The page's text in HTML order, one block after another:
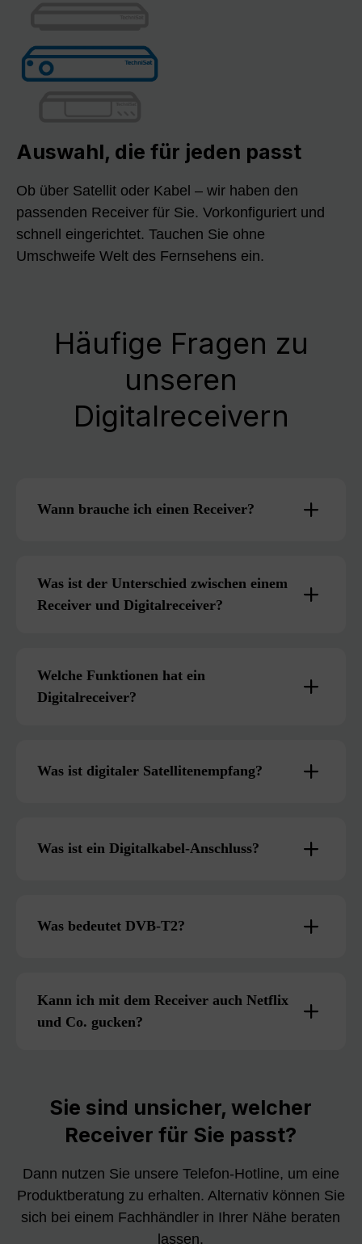
Auswahl, die für jeden passt
Ob über Satellit oder Kabel – wir haben den
passenden Receiver für Sie. Vorkonfiguriert und
schnell eingerichtet. Tauchen Sie ohne
Umschweife Welt des Fernsehens ein.
Häufige Fragen zu
unseren
Digitalreceivern
Wann brauche ich einen Receiver?
Was ist der Unterschied zwischen einem
Receiver und Digitalreceiver?
Welche Funktionen hat ein
Digitalreceiver?
Was ist digitaler Satellitenempfang?
Was ist ein Digitalkabel-Anschluss?
Was bedeutet DVB-T2?
Kann ich mit dem Receiver auch Netflix
und Co. gucken?
Sie sind unsicher, welcher
Receiver für Sie passt?
Dann nutzen Sie unsere Telefon-Hotline, um eine
Produktberatung zu erhalten. Alternativ können Sie
sich bei einem Fachhändler in Ihrer Nähe beraten
lassen.